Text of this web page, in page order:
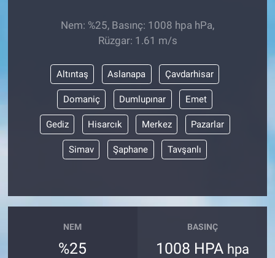
Nem: %25, Basınç: 1008 hpa hPa,
Rüzgar: 1.61 m/s
Altıntaş Aslanapa Çavdarhisar
Domaniç Dumlupınar Emet
Gediz Hisarcık Merkez Pazarlar
Simav Şaphane Tavşanlı
NEM
%25
BASINÇ
1008 HPA hpa